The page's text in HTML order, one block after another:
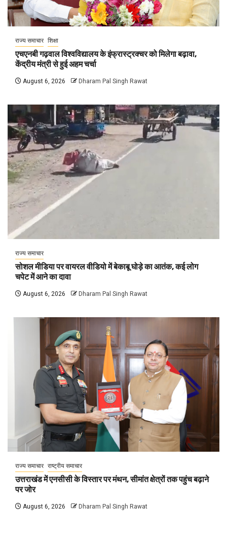
राज्य समाचार शिक्षा
एचएनबी गढ़वाल विश्वविद्यालय के इंफ्रास्ट्रक्चर को मिलेगा बढ़ावा,
केंद्रीय मंत्री से हुई अहम चर्चा
August 6, 2026 Dharam Pal Singh Rawat
राज्य समाचार
सोशल मीडिया पर वायरल वीडियो में बेकाबू घोड़े का आतंक, कई लोग
चपेट में आने का दावा
August 6, 2026 Dharam Pal Singh Rawat
राज्य समाचार राष्ट्रीय समाचार
उत्तराखंड में एनसीसी के विस्तार पर मंथन, सीमांत क्षेत्रों तक पहुंच बढ़ाने
पर जोर
August 6, 2026 Dharam Pal Singh Rawat